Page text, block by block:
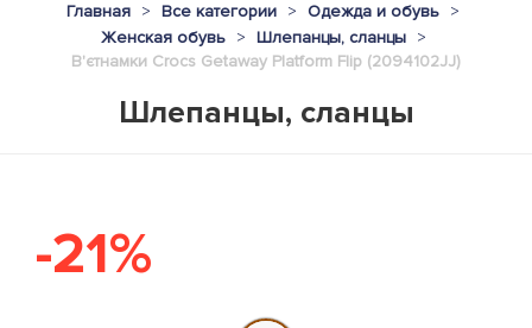
Главная Все категории
Одежда и обувь
Женская обувь
Шлепанцы, сланцы
В'єтнамки Crocs Getaway Platform Flip (2094102JJ)
Шлепанцы, сланцы
-21%